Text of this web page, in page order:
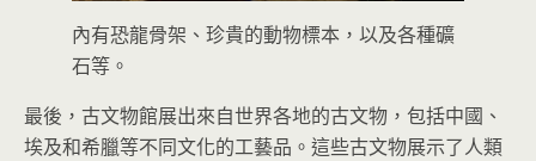
內有恐龍骨架、珍貴的動物標本，以及各種礦
石等。
最後，古文物館展出來自世界各地的古文物，包括中國、
埃及和希臘等不同文化的工藝品。這些古文物展示了人類